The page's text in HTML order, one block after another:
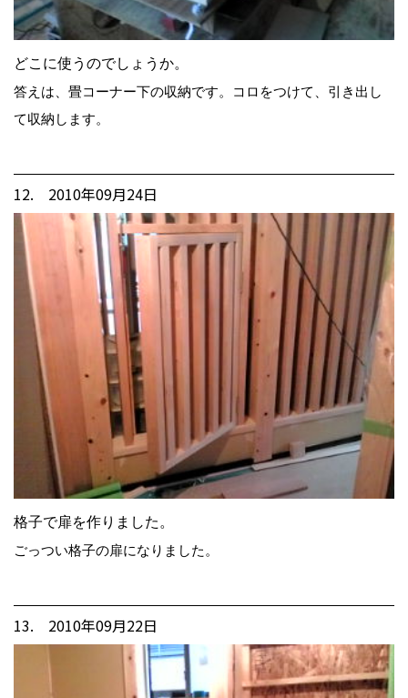
どこに使うのでしょうか。
答えは、畳コーナー下の収納です。コロをつけて、引き出し
て収納します。
12. 2010年09月24日
格子で扉を作りました。
ごっつい格子の扉になりました。
13. 2010年09月22日